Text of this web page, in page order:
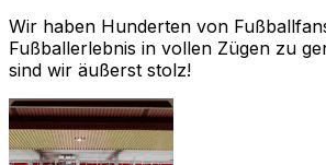
Wir haben Hunderten von
Fußballerlebnis in vollen Zügen zu
sind wir äußerst stolz!